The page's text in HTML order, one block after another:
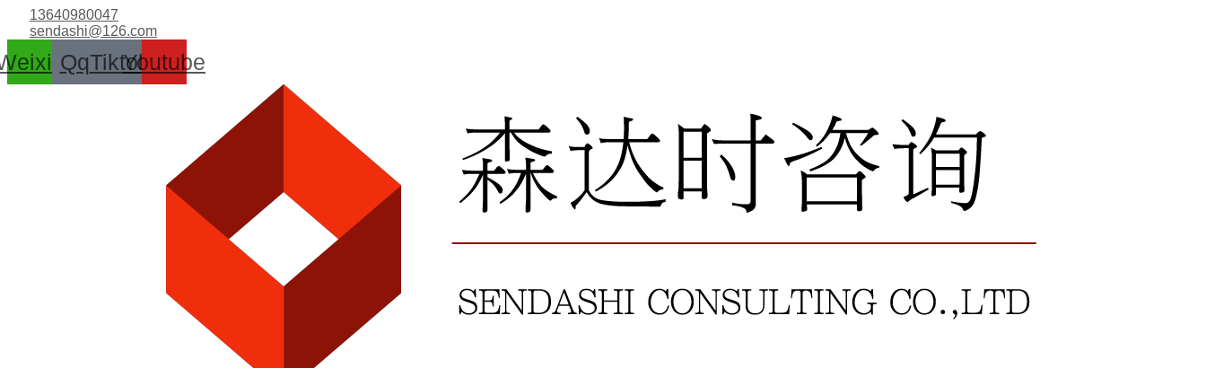
容
13640980047
sendashi@126.com
QqTiktokYoutube